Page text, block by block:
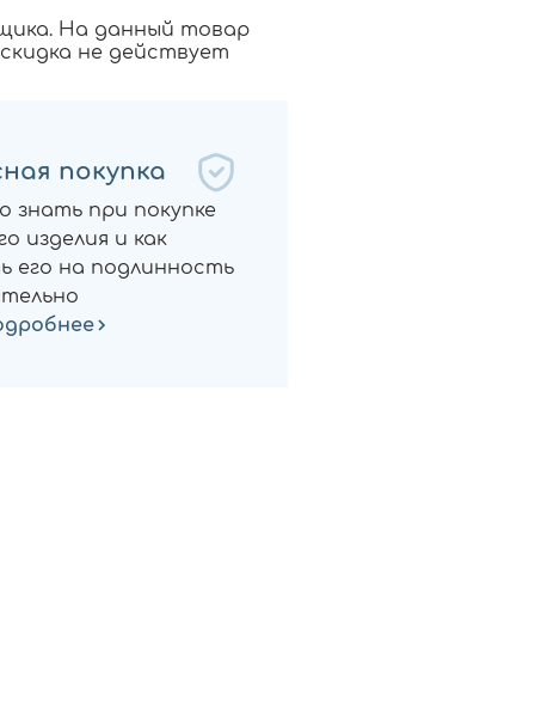
На данный товар
не действует
покупка
знать при покупке
изделия и как
его на подлинность